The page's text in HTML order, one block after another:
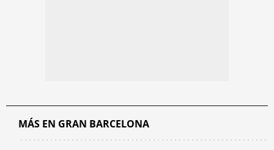
MÁS EN GRAN BARCELONA